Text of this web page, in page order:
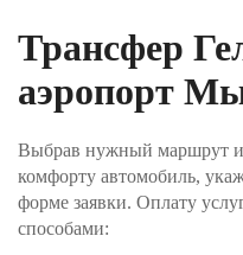
Трансфер
аэропорт
Выбрав нужный маршрут
комфорту автомобиль,
форме заявки. Оплату
способами: